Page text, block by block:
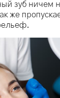
зуб ничем
же